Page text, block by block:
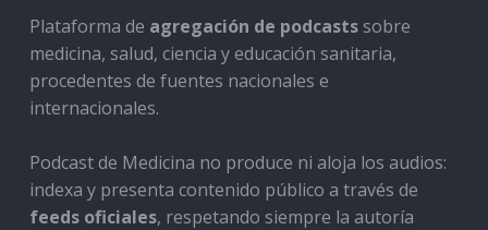
Plataforma de agregación de podcastssobre
medicina, salud, ciencia y educación sanitaria,
procedentes de fuentes nacionales e
internacionales.
Podcast de Medicina no produce ni aloja los audios:
indexa y presenta contenido público a través de
feeds oficiales, respetando siempre la autoría